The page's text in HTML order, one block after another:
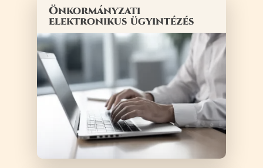
Önkormányzati
elektronikus ügyintézés